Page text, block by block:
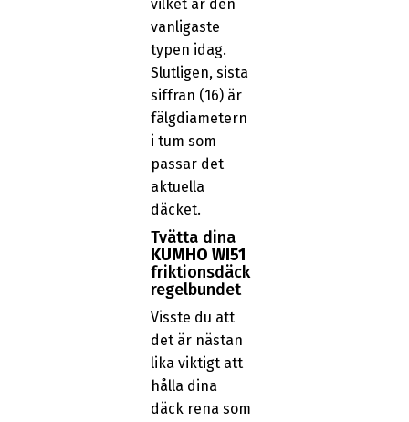
vilket är den
vanligaste
typen idag.
Slutligen, sista
siffran (16) är
fälgdiametern
i tum som
passar det
aktuella
däcket.
Tvätta dina
KUMHO WI51
friktionsdäck
regelbundet
Visste du att
det är nästan
lika viktigt att
hålla dina
däck rena som